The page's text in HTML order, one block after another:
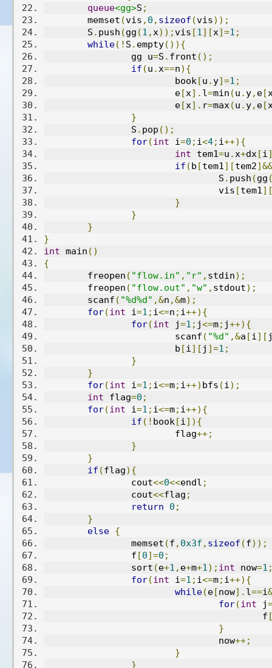
queue<gg>S ;
	memset
(vis , 0 , sizeof (vis));
	S
. push (gg (1 ,x));vis [1][x]=1 ;
while(! S . empty()){
		gg u
=S . front ();
if (u .x==n){
			book
[u . y]=1 ;
			e
[x]. l=min (u . y, e[
			e
[x]. r=max(u . y, e[
}
		S
. pop ();
for(int i=0 ; i<4; i++){
int tem1=u .x+dx[i
if (b [tem1][tem2
				S
. push (gg
				vis
[tem1
}
}
}
}
int main ()
{
	freopen
( "flow.in" , "r" , stdin);
	freopen
( "flow.out" , "w" , stdout);
	scanf
( "%d%d" ,&n ,&m);
for(int i=1 ; i<=n ; i++){
for(int j=1 ; j<=m; j++){
			scanf
( "%d" ,&a [i][
			b
[i][ j ]=1 ;
}
}
for(int i=1 ; i<=m; i++) bfs (i);
int flag=0 ;
for(int i=1 ; i<=m; i++){
if (! book[i]){
			flag
++;
}
}
if (flag){
		cout
<<0<<endl ;
		cout
<<flag ;
return
0 ;
}
else {
		memset
(f , 0x3f , sizeof (f));
		f
[0]=0 ;
		sort
(e+1 , e+m+1); int now=1
for(int i=1 ; i<=m; i++){
while(e[now]. l==i
for(int j
					f
}
				now
++;
}
}